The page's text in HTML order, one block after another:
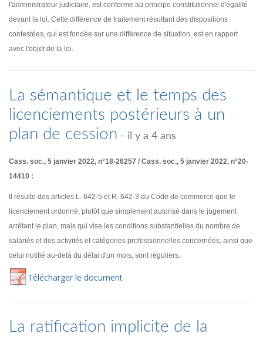
l'administrateur judiciaire, est conforme au principe constitutionnel d'égalité
devant la loi. Cette différence de traitement résultant des dispositions
contestées, qui est fondée sur une différence de situation, est en rapport
avec l'objet de la loi.
La sémantique et le temps des
licenciements postérieurs à un
plan de cession - il y a 4 ans
Cass. soc., 5 janvier 2022, n°18-26257 / Cass. soc., 5 janvier 2022, n°20-
14410 :
Il résulte des articles L. 642-5 et R. 642-3 du Code de commerce que le
licenciement ordonné, plutôt que simplement autorisé dans le jugement
arrêtant le plan, mais qui vise les conditions substantielles du nombre de
salariés et des activités et catégories professionnelles concernées, ainsi que
celui notifié au-delà du délai d'un mois, sont réguliers.
Télécharger le document
La ratification implicite de la